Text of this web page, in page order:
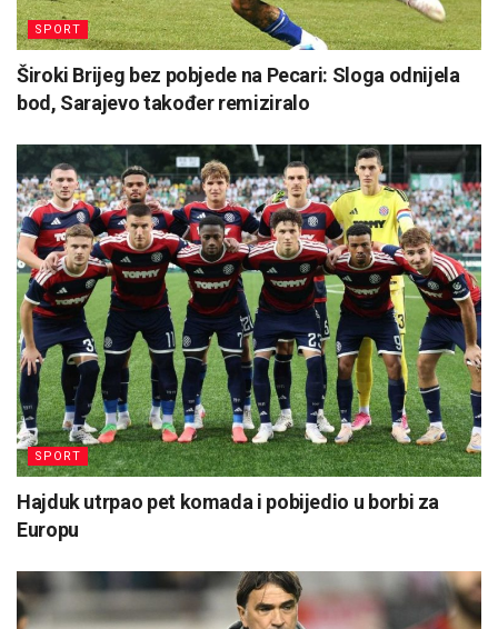
SPORT
Široki Brijeg bez pobjede na Pecari: Sloga odnijela
bod, Sarajevo također remiziralo
SPORT
Hajduk utrpao pet komada i pobijedio u borbi za
Europu